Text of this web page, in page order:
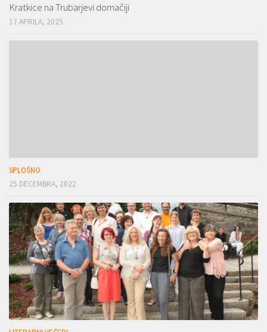
Kratkice na Trubarjevi domačiji
17 APRILA, 2025
SPLOŠNO
25 DECEMBRA, 2022